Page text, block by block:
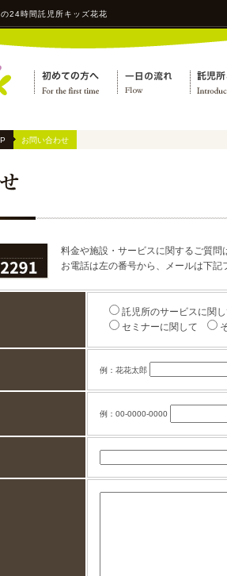
24時間託児所キッズ花花
お問い合わせ
料金や施設・サービスに関するご質
お電話は左の番号から、メールは下
託児所のサービスに関
セミナーに関して
例：花花太郎
例：00-0000-0000